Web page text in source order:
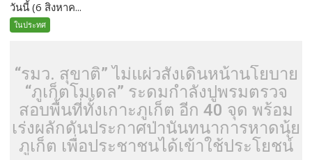
วันนี้ (6 สิงหาค...
ในประทศ
“รมว. สุขาติ” ไม่แผ่วสั่งเดินหน้านโยบาย
“ภูเก็ตโมเดล” ระดมกำลังปูพรมตรวจ
สอบพื้นที่ทั้งเกาะภูเก็ต อีก 40 จุด พร้อม
เร่งผลักดันประกาศป่านันทนาการหาดนุ้ย
ภูเก็ต เพื่อประชาชนได้เข้าใช้ประโยชน์